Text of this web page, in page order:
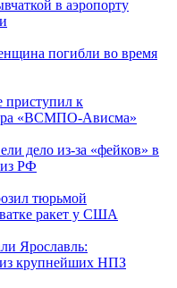
в аэропорту
погибли во время
приступил к
«ВСМПО-Ависма»
дело из-за «фейков» в
из РФ
тюрьмой
ракет у США
Ярославль:
из крупнейших НПЗ